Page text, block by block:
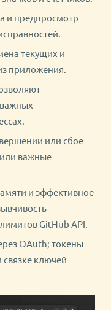
и предпросмотр
текущих и
приложения.
или сбое
важные
и эффективное
GitHub API.
OAuth; токены
связке ключей